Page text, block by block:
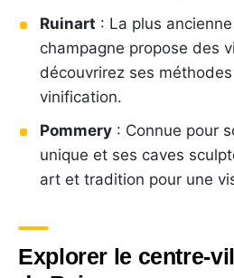
Ruinart : La plus
champagne propose des
découvrirez ses
vinification.
Pommery : Connue pour
unique et ses caves
art et tradition pour une
Explorer le centre-